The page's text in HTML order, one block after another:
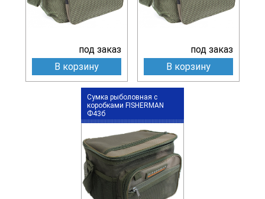
под заказ
В корзину
под заказ
В корзину
Сумка рыболовная с
коробками FISHERMAN
Ф43б